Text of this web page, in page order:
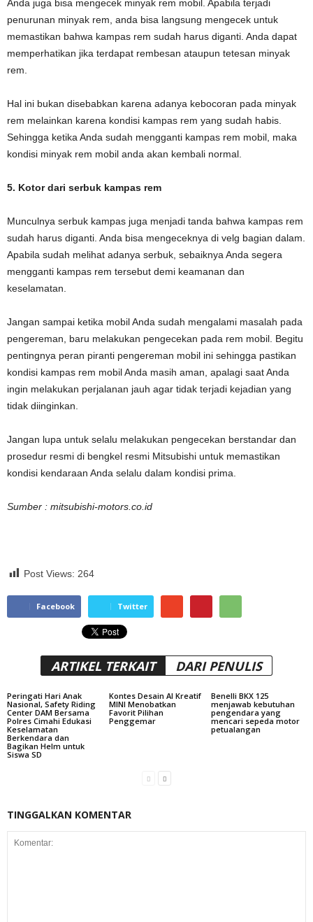
Anda juga bisa mengecek minyak rem mobil. Apabila terjadi
penurunan minyak rem, anda bisa langsung mengecek untuk
memastikan bahwa kampas rem sudah harus diganti. Anda dapat
memperhatikan jika terdapat rembesan ataupun tetesan minyak
rem.
Hal ini bukan disebabkan karena adanya kebocoran pada minyak
rem melainkan karena kondisi kampas rem yang sudah habis.
Sehingga ketika Anda sudah mengganti kampas rem mobil, maka
kondisi minyak rem mobil anda akan kembali normal.
5. Kotor dari serbuk kampas rem
Munculnya serbuk kampas juga menjadi tanda bahwa kampas rem
sudah harus diganti. Anda bisa mengeceknya di velg bagian dalam.
Apabila sudah melihat adanya serbuk, sebaiknya Anda segera
mengganti kampas rem tersebut demi keamanan dan
keselamatan.
Jangan sampai ketika mobil Anda sudah mengalami masalah pada
pengereman, baru melakukan pengecekan pada rem mobil. Begitu
pentingnya peran piranti pengereman mobil ini sehingga pastikan
kondisi kampas rem mobil Anda masih aman, apalagi saat Anda
ingin melakukan perjalanan jauh agar tidak terjadi kejadian yang
tidak diinginkan.
Jangan lupa untuk selalu melakukan pengecekan berstandar dan
prosedur resmi di bengkel resmi Mitsubishi untuk memastikan
kondisi kendaraan Anda selalu dalam kondisi prima.
Sumber : mitsubishi-motors.co.id
Post Views: 264
Facebook Twitter
ARTIKEL TERKAIT DARI PENULIS
Peringati Hari Anak
Nasional, Safety Riding
Center DAM Bersama
Polres Cimahi Edukasi
Keselamatan
Berkendara dan
Bagikan Helm untuk
Siswa SD
Kontes Desain AI Kreatif
MINI Menobatkan
Favorit Pilihan
Penggemar
Benelli BKX 125
menjawab kebutuhan
pengendara yang
mencari sepeda motor
petualangan
TINGGALKAN KOMENTAR